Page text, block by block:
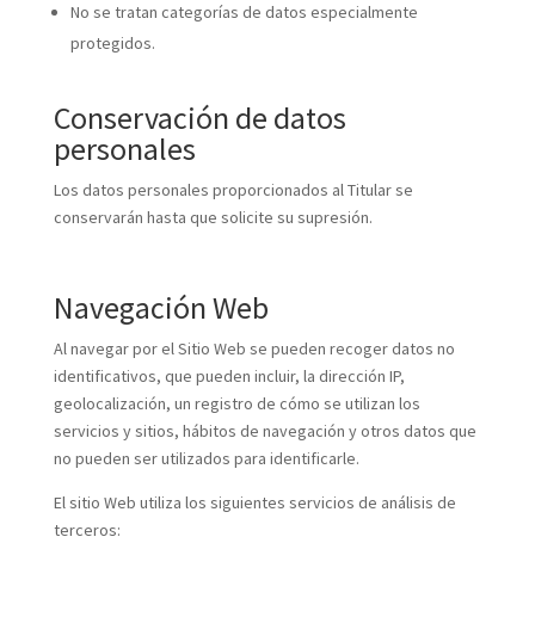
No se tratan categorías de datos especialmente
protegidos.
Conservación de datos
personales
Los datos personales proporcionados al Titular se
conservarán hasta que solicite su supresión.
Navegación Web
Al navegar por el Sitio Web se pueden recoger datos no
identificativos, que pueden incluir, la dirección IP,
geolocalización, un registro de cómo se utilizan los
servicios y sitios, hábitos de navegación y otros datos que
no pueden ser utilizados para identificarle.
El sitio Web utiliza los siguientes servicios de análisis de
terceros: